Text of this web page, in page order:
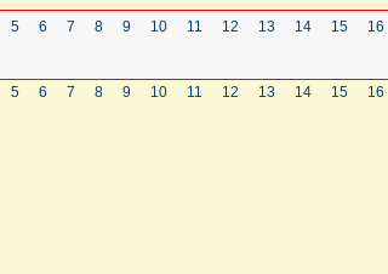
5 6 7 8 9 10 11 12 13 14 15 16
5 6 7 8 9 10 11 12 13 14 15 16